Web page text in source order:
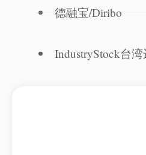
德融宝/Diribo
IndustryStock台